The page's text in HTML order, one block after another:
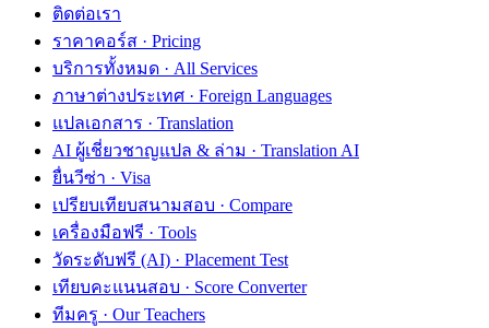
ติดต่อเรา
ราคาคอร์ส · Pricing
บริการทั้งหมด · All Services
ภาษาต่างประเทศ · Foreign Languages
แปลเอกสาร · Translation
AI ผู้เชี่ยวชาญแปล & ล่าม · Translation AI
ยื่นวีซ่า · Visa
เปรียบเทียบสนามสอบ · Compare
เครื่องมือฟรี · Tools
วัดระดับฟรี (AI) · Placement Test
เทียบคะแนนสอบ · Score Converter
ทีมครู · Our Teachers